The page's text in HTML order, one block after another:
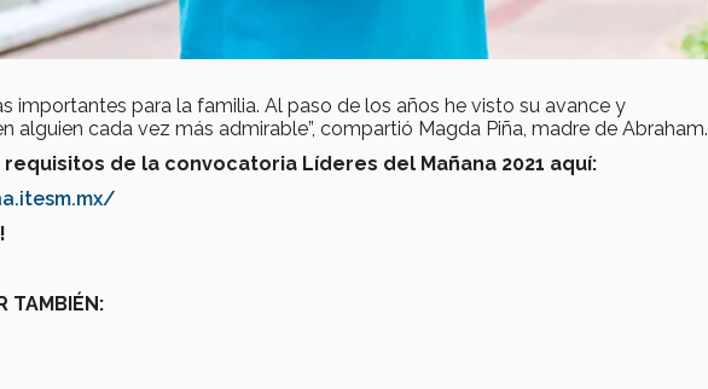
importantes para la familia. Al paso de los años he visto su avance y
alguien cada vez más admirable”, compartió Magda Piña, madre de Abraham.
de la convocatoria Líderes del Mañana 2021 aquí:
TAMBIÉN: